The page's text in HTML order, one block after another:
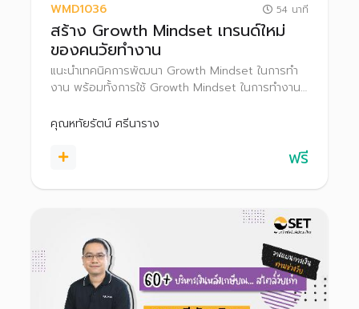
WMD1036 54 นาที
สร้าง Growth Mindset เทรนด์ใหม่
ของคนวัยทำงาน
แนะนำเทคนิคการพัฒนา Growth Mindset ในการทํา
งาน พร้อมทั้งการใช้ Growth Mindset ในการทำงาน
เพื่อเป้าหมายระยะต่าง ๆ
คุณหทัยรัตน์ ศรีนาราง
ฟรี